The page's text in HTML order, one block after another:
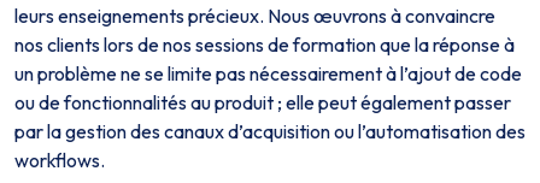
leurs enseignements précieux. Nous œuvrons à convaincre
nos clients lors de nos sessions de formation que la réponse à
un problème ne se limite pas nécessairement à l’ajout de code
ou de fonctionnalités au produit ; elle peut également passer
par la gestion des canaux d’acquisition ou l’automatisation des
workflows.